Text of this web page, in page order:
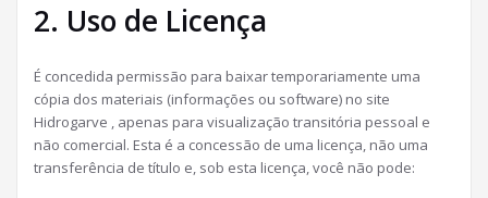
2. Uso de Licença
É concedida permissão para baixar temporariamente uma
cópia dos materiais (informações ou software) no site
Hidrogarve , apenas para visualização transitória pessoal e
não comercial. Esta é a concessão de uma licença, não uma
transferência de título e, sob esta licença, você não pode: